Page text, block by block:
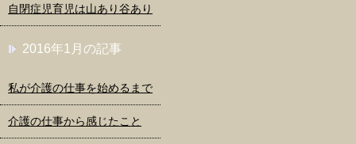
自閉症児育児は山あり谷あり
2016年1月の記事
私が介護の仕事を始めるまで
介護の仕事から感じたこと